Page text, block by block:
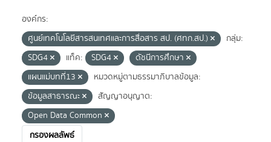
องค์กร:
ศูนย์เทคโนโลยีสารสนเทศและการสื่อสาร สป. (ศทก.สป.)
กลุ่ม:
SDG4
แท็ค: SDG4
ดัชนีการศึกษา
แผนแม่บทที่13
หมวดหมู่ตามธรรมาภิบาลข้อมูล:
ข้อมูลสาธารณะ
สัญญาอนุญาต:
Open Data Common
กรองผลลัพธ์